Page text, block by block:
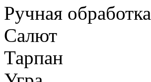
Ручная обработка
Салют
Тарпан